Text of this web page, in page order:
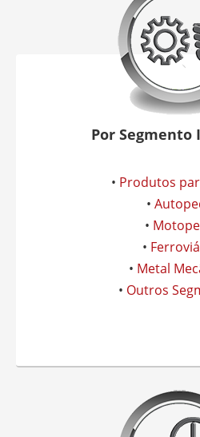
Por
• Produtos
•
•
•
• Metal
• Outros